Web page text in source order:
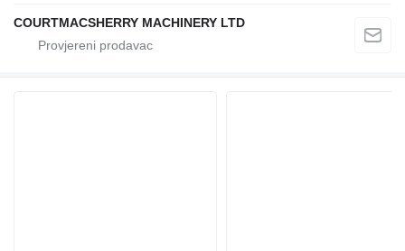
COURTMACSHERRY MACHINERY LTD